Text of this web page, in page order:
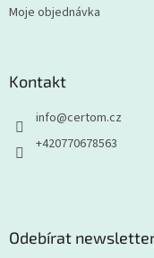
Moje objednávka
Kontakt
info@certom.cz
+420770678563
Odebírat